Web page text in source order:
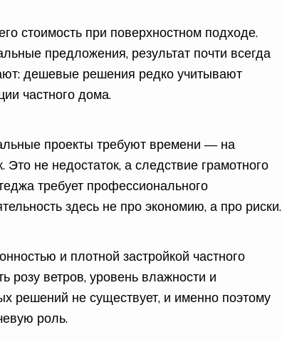
стоимость при поверхностном подходе.
предложения, результат почти всегда
дешевые решения редко учитывают
частного дома.
проекты требуют времени — на
не недостаток, а следствие грамотного
требует профессионального
здесь не про экономию, а про риски.
и плотной застройкой частного
розу ветров, уровень влажности и
решений не существует, и именно поэтому
роль.